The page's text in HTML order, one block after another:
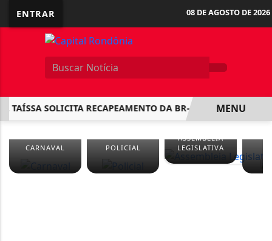
ENTRAR 08 DE AGOSTO DE 2026
SOLICITA RECAPEAMENTO DA BR-425 E DNITMENU
CARNAVAL POLICIAL
ASSEMBLEIA
LEGISLATIVA